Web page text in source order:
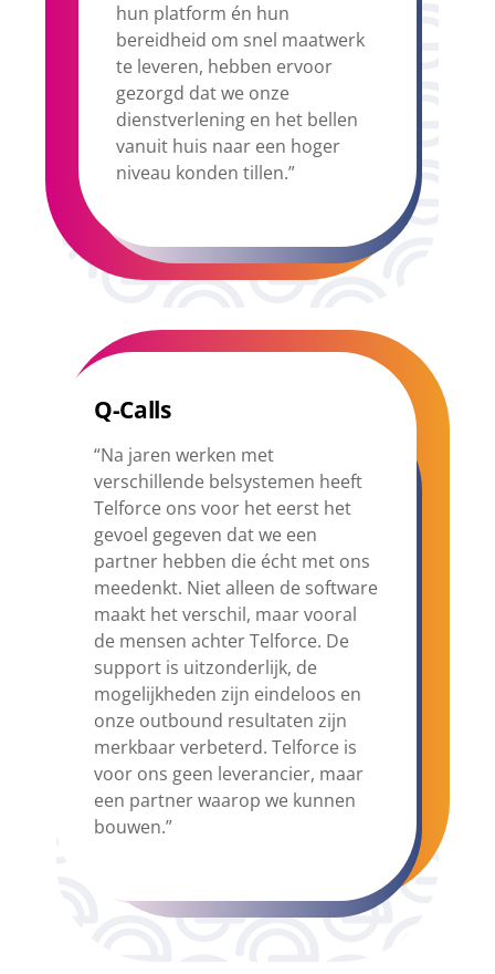
hun platform én hun
bereidheid om snel maatwerk
te leveren, hebben ervoor
gezorgd dat we onze
dienstverlening en het bellen
vanuit huis naar een hoger
niveau konden tillen.”
Q-Calls
“Na jaren werken met
verschillende belsystemen heeft
Telforce ons voor het eerst het
gevoel gegeven dat we een
partner hebben die écht met ons
meedenkt. Niet alleen de software
maakt het verschil, maar vooral
de mensen achter Telforce. De
support is uitzonderlijk, de
mogelijkheden zijn eindeloos en
onze outbound resultaten zijn
merkbaar verbeterd. Telforce is
voor ons geen leverancier, maar
een partner waarop we kunnen
bouwen.”